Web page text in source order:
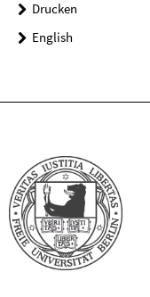
Drucken
English